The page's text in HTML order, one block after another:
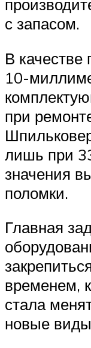
с запасом.
В
10-
при
лишь при
значения
поломки.
Главная
временем,
стала
новые